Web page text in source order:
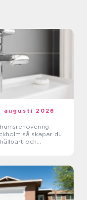
augusti 2026
så skapar du
och